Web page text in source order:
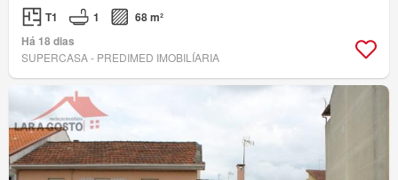
T1 1
68 m²
Há 18 dias
SUPERCASA - PREDIMED IMOBILÍARIA